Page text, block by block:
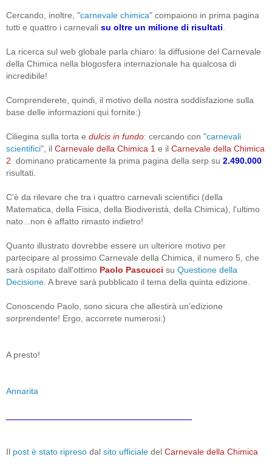
Cercando, inoltre, "carnevale chimica" compaiono in prima pagina
tutti e quattro i carnevali su oltre un milione di risultati
La ricerca sul web globale parla chiaro: la diffusione del Carnevale
della Chimica nella blogosfera internazionale ha qualcosa di
incredibile!
Comprenderete, quindi, il motivo della nostra soddisfazione sulla
base delle informazioni qui fornite:)
Ciliegina sulla torta e dulcis in fundo: cercando con "carnevali
scientifici", il Carnevale della Chimica 1 e il Carnevale della Chimica
2 dominano praticamente la prima pagina della serp su 2.490.000
risultati.
C'è da rilevare che tra i quattro carnevali scientifici (della
Matematica, della Fisica, della Biodiveristà, della Chimica), l'ultimo
nato...non è affatto rimasto indietro!
Quanto illustrato dovrebbe essere un ulteriore motivo per
partecipare al prossimo Carnevale della Chimica, il numero 5, che
sarà ospitato dall'ottimo Paolo Pascucci su Questione della
Decisione . A breve sarà pubblicato il tema della quinta edizione.
Conoscendo Paolo, sono sicura che allestirà un'edizione
sorprendente! Ergo, accorrete numerosi:)
A presto!
Annarita
Il post è stato ripreso dal sito ufficiale del Carnevale della Chimica